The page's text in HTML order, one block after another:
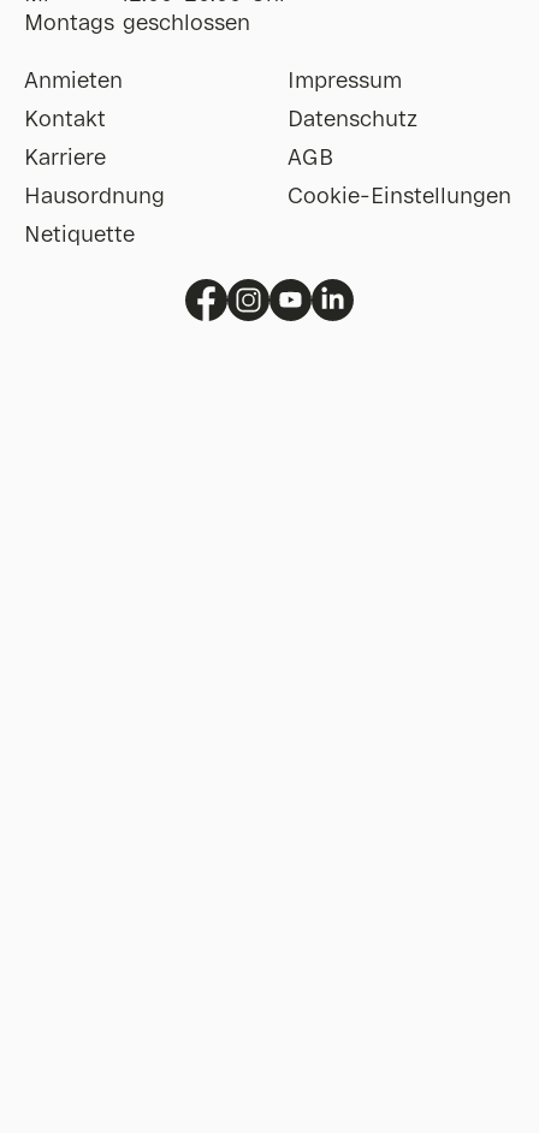
Montags geschlossen
Anmieten
Kontakt
Karriere
Hausordnung
Netiquette
Impressum
Datenschutz
AGB
Cookie-Einstellungen